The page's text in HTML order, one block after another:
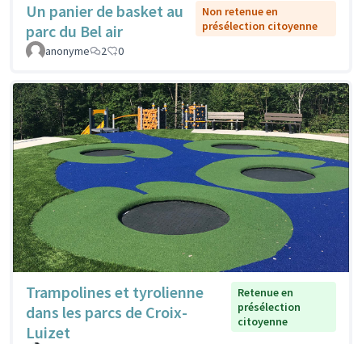
Un panier de basket au
parc du Bel air
Non retenue en
présélection citoyenne
anonyme
2 0
Trampolines et tyrolienne
dans les parcs de Croix-
Luizet
Retenue en
présélection
citoyenne